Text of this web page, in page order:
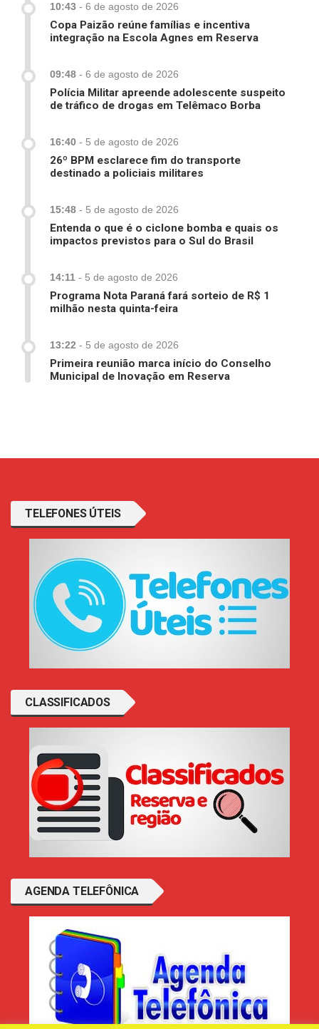
10:43 - 6 de agosto de 2026
Copa Paizão reúne famílias e incentiva
integração na Escola Agnes em Reserva
09:48 - 6 de agosto de 2026
Polícia Militar apreende adolescente suspeito
de tráfico de drogas em Telêmaco Borba
16:40 - 5 de agosto de 2026
26º BPM esclarece fim do transporte
destinado a policiais militares
15:48 - 5 de agosto de 2026
Entenda o que é o ciclone bomba e quais os
impactos previstos para o Sul do Brasil
14:11 - 5 de agosto de 2026
Programa Nota Paraná fará sorteio de R$ 1
milhão nesta quinta-feira
13:22 - 5 de agosto de 2026
Primeira reunião marca início do Conselho
Municipal de Inovação em Reserva
TELEFONES ÚTEIS
CLASSIFICADOS
AGENDA TELEFÔNICA